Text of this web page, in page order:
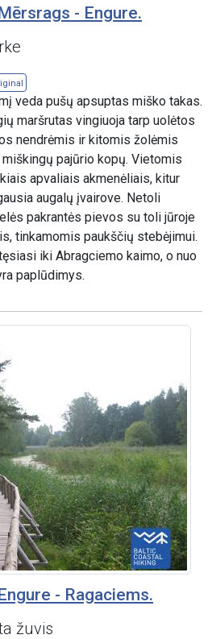
- Engure.
veda pušų apsuptas miško takas.
maršrutas vingiuoja tarp uolėtos
nendrėmis ir kitomis žolėmis
pajūrio kopų. Vietomis
apvaliais akmenėliais, kitur
augalų įvairove. Netoli
pakrantės pievos su toli jūroje
tinkamomis paukščių stebėjimui.
iki Abragciemo kaimo, o nuo
paplūdimys.
- Ragaciems.
žuvis